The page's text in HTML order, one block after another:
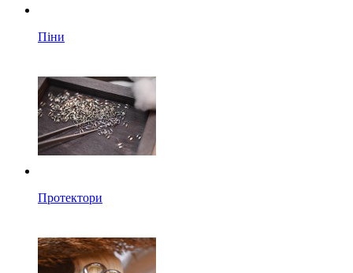
Піни
Протектори